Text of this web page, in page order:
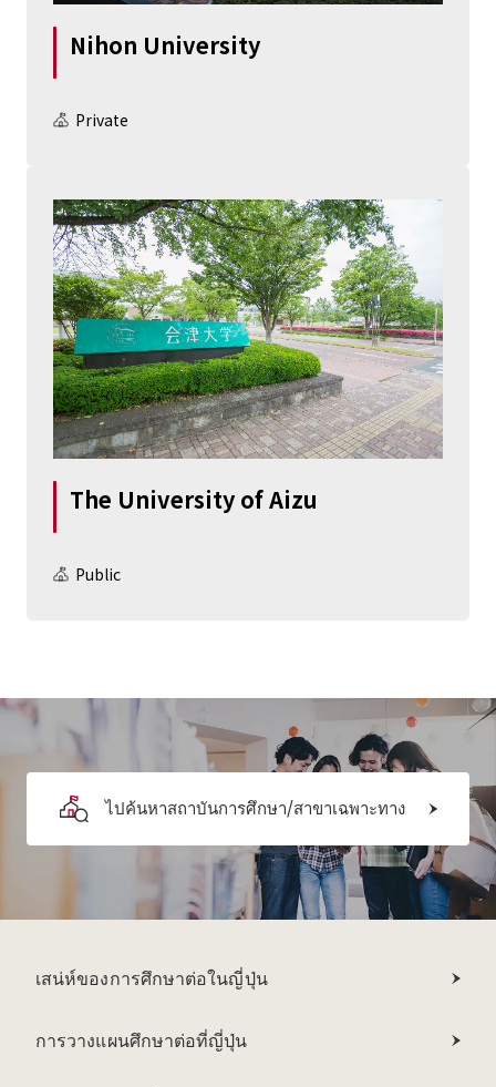
Nihon University
Private
The University of Aizu
Public
ไปค้นหาสถาบันการศึกษา/สาขาเฉพาะทาง
เสน่ห์ของการศึกษาต่อในญี่ปุ่น
การวางแผนศึกษาต่อที่ญี่ปุ่น